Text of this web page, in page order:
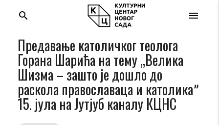
menu
search
Предавање католичког теолога
Горана Шарића на тему „Велика
Шизма – зашто је дошло до
раскола православаца и католикаˮ
15. јула на Jутјуб каналу КЦНС